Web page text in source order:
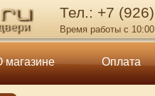
Тел.: +7
Время работы с
магазине Оплата